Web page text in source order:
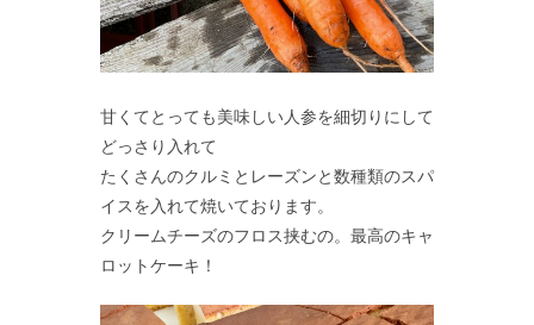
甘くてとっても美味しい人参を細切りにして
どっさり入れて
たくさんのクルミとレーズンと数種類のスパ
イスを入れて焼いております。
クリームチーズのフロス挟むの。最高のキャ
ロットケーキ！